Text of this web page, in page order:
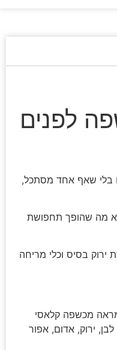
לפנים
בלי שאף אחד מסתכל,
מה שהופך תחפושת
בסיס וכלי מריחה
מכשפה קלאסי
לבן, ירוק, אדום, אפור